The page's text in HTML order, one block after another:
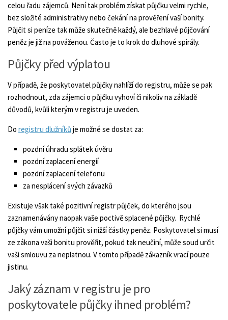
celou řadu zájemců. Není tak problém získat půjčku velmi rychle,
bez složité administrativy nebo čekání na prověření vaší bonity.
Půjčit si peníze tak může skutečně každý, ale bezhlavé půjčování
peněz je již na pováženou. Často je to krok do dluhové spirály.
Půjčky před výplatou
V případě, že poskytovatel půjčky nahlíží do registru, může se pak
rozhodnout, zda zájemci o půjčku vyhoví či nikoliv na základě
důvodů, kvůli kterým v registru je uveden.
Do registru dlužníků je možné se dostat za:
pozdní úhradu splátek úvěru
pozdní zaplacení energií
pozdní zaplacení telefonu
za nesplácení svých závazků
Existuje však také pozitivní registr půjček, do kterého jsou
zaznamenávány naopak vaše poctivě splacené půjčky. Rychlé
půjčky vám umožní půjčit si nižší částky peněz. Poskytovatel si musí
ze zákona vaši bonitu prověřit, pokud tak neučiní, může soud určit
vaši smlouvu za neplatnou. V tomto případě zákazník vrací pouze
jistinu.
Jaký záznam v registru je pro
poskytovatele půjčky ihned problém?